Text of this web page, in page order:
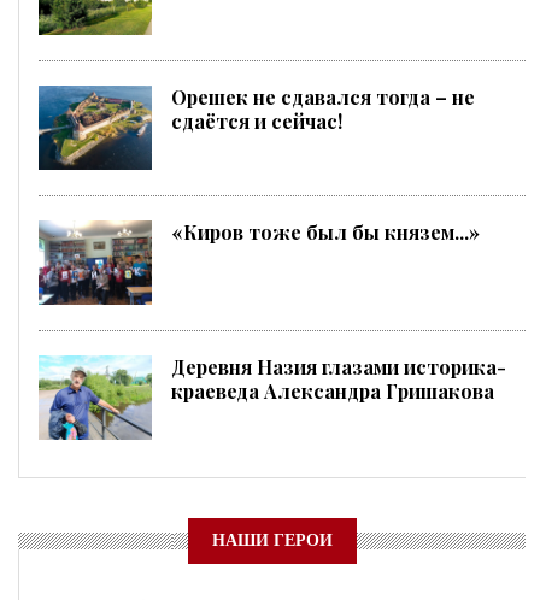
Орешек не сдавался тогда – не
сдаётся и сейчас!
«Киров тоже был бы князем...»
Деревня Назия глазами историка-
краеведа Александра Гришакова
НАШИ ГЕРОИ